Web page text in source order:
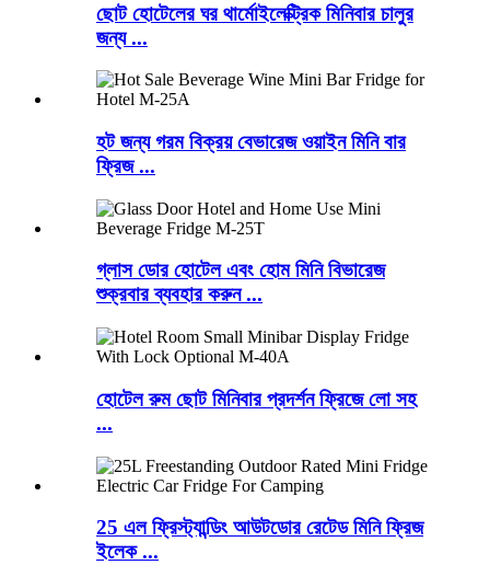
ছোট হোটেলের ঘর থার্মোইলেক্ট্রিক মিনিবার চালুর
জন্য ...
হট জন্য গরম বিক্রয় বেভারেজ ওয়াইন মিনি বার
ফ্রিজ ...
গ্লাস ডোর হোটেল এবং হোম মিনি বিভারেজ
শুক্রবার ব্যবহার করুন ...
হোটেল রুম ছোট মিনিবার প্রদর্শন ফ্রিজে লো সহ
...
25 এল ফ্রিস্ট্যান্ডিং আউটডোর রেটেড মিনি ফ্রিজ
ইলেক ...